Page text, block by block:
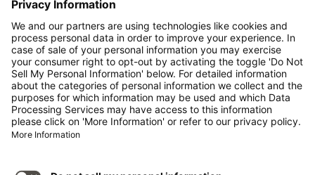
möglicherweise nicht mehr aktuell. Bei den für die
Economy Class angegebenen Tarifen handelt es
sich i.d.R. um Economy Zero, unsere restriktivste
Tarifoption. Es können hierfür zusätzliche Gebühren
fürAufgabegepäckoder für andere optionale
Leistungen anfallen. Es gelten dieAllgemeinen
Geschäftsbedingungen .